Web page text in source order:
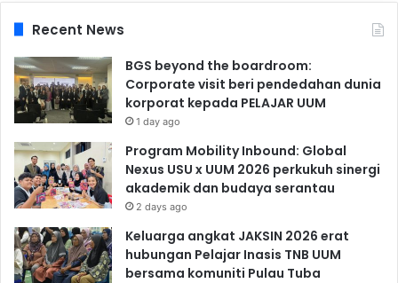
Recent News
BGS beyond the boardroom:
Corporate visit beri pendedahan dunia
korporat kepada PELAJAR UUM
1 day ago
Program Mobility Inbound: Global
Nexus USU x UUM 2026 perkukuh sinergi
akademik dan budaya serantau
2 days ago
Keluarga angkat JAKSIN 2026 erat
hubungan Pelajar Inasis TNB UUM
bersama komuniti Pulau Tuba